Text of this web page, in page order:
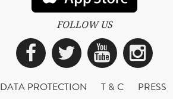
FOLLOW US
Facebook
Twitter
DATA PROTECTION T & C
PRESS